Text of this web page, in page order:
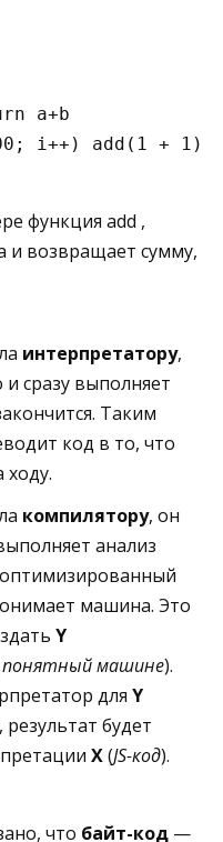
a+b
i++) add(1 + 1)
функция add ,
и возвращает сумму,
интерпретатору,
сразу выполняет
Таким
код в то, что
компилятору, он
анализ
машина. Это
Y
понятный машине).
для Y
результат будет
X(JS-код).
что байт-код —